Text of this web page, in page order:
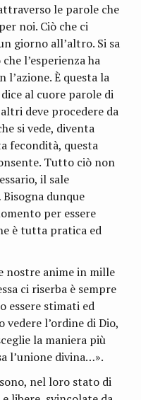
le parole che
noi. Ciò che ci
giorno all’altro. Si sa
l’esperienza ha
l’azione. È questa la
al cuore parole di
deve procedere da
si vede, di­venta
fecondità, questa
Tutto ciò non
il sale
dunque
per essere
è tutta pratica ed
nostre anime in mille
ci riserba è sempre
essere stimati ed
l’ordine di Dio,
la maniera più
l’unione divina…».
nel loro stato di